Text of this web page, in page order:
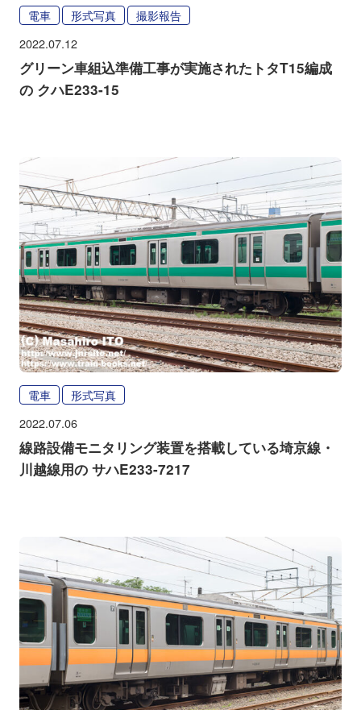
電車 形式写真 撮影報告
2022.07.12
グリーン車組込準備工事が実施されたトタT15編成
の クハE233-15
電車 形式写真
2022.07.06
線路設備モニタリング装置を搭載している埼京線・
川越線用の サハE233-7217